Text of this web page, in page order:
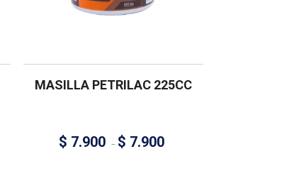
MASILLA PETRILAC 225CC
$ 7.900 – $ 7.900